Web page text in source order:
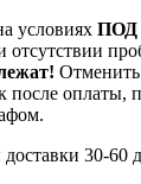
условиях ПОД
отсутствии
после оплаты,
30-60